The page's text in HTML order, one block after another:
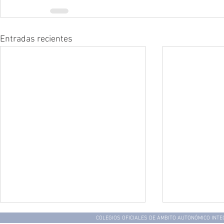
Entradas recientes
COLEGIOS OFICIALES DE ÁMBITO AUTONÓMICO